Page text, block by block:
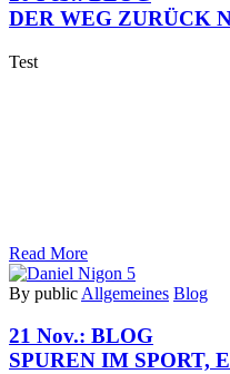
DER WEG ZURÜCK
Test
Read More
By public Allgemeines Blog
21 Nov.: BLOG
SPUREN IM SPORT,